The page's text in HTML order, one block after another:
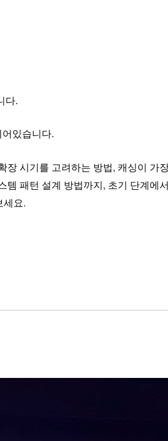
다.
있습니다.
시기를 고려하는 방법, 캐싱이 가
패턴 설계 방법까지, 초기 단계에
세요.